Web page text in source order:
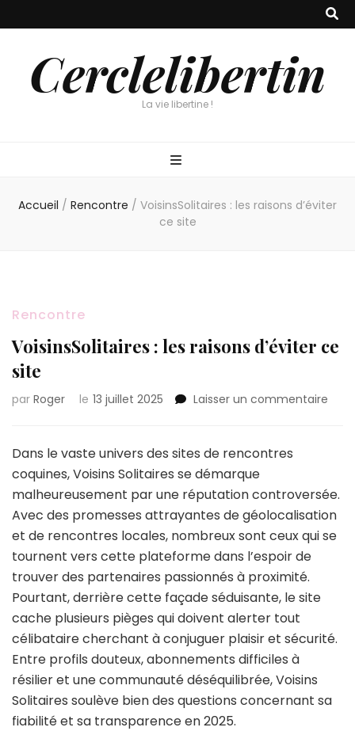
Cerclelibertin
La vie libertine !
Accueil / Rencontre / VoisinsSolitaires : les raisons d’éviter
ce site
Rencontre
VoisinsSolitaires : les raisons d’éviter ce
site
par Roger le 13 juillet 2025 Laisser un commentaire
ce
site
Dans le vaste univers des sites de rencontres
coquines, Voisins Solitaires se démarque
malheureusement par une réputation controversée.
Avec des promesses attrayantes de géolocalisation
et de rencontres locales, nombreux sont ceux qui se
tournent vers cette plateforme dans l’espoir de
trouver des partenaires passionnés à proximité.
Pourtant, derrière cette façade séduisante, le site
cache plusieurs pièges qui doivent alerter tout
célibataire cherchant à conjuguer plaisir et sécurité.
Entre profils douteux, abonnements difficiles à
résilier et une communauté déséquilibrée, Voisins
Solitaires soulève bien des questions concernant sa
fiabilité et sa transparence en 2025.